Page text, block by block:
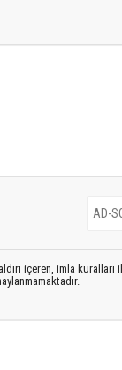
içeren, imla kuralları